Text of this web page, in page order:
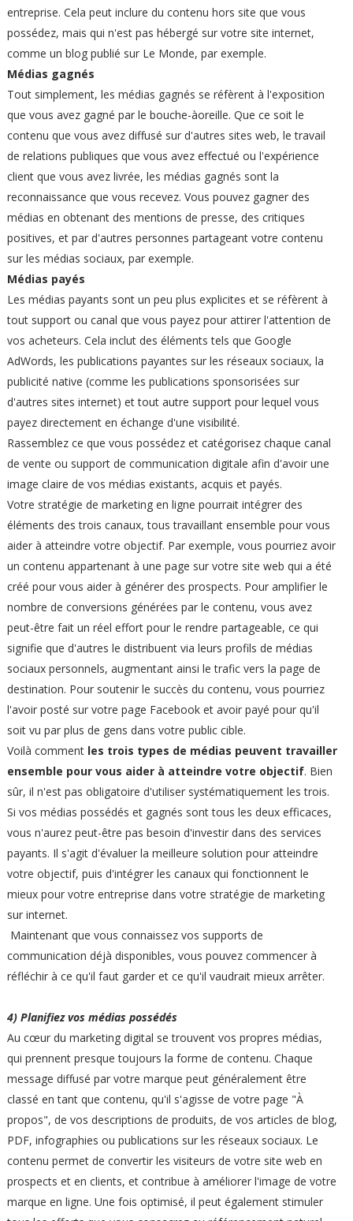
entreprise. Cela peut inclure du contenu hors site que vous
possédez, mais qui n'est pas hébergé sur votre site internet,
comme un blog publié sur Le Monde, par exemple.
Médias gagnés
Tout simplement, les médias gagnés se réfèrent à l'exposition
que vous avez gagné par le bouche-àoreille. Que ce soit le
contenu que vous avez diffusé sur d'autres sites web, le travail
de relations publiques que vous avez effectué ou l'expérience
client que vous avez livrée, les médias gagnés sont la
reconnaissance que vous recevez. Vous pouvez gagner des
médias en obtenant des mentions de presse, des critiques
positives, et par d'autres personnes partageant votre contenu
sur les médias sociaux, par exemple.
Médias payés
Les médias payants sont un peu plus explicites et se réfèrent à
tout support ou canal que vous payez pour attirer l'attention de
vos acheteurs. Cela inclut des éléments tels que Google
AdWords, les publications payantes sur les réseaux sociaux, la
publicité native (comme les publications sponsorisées sur
d'autres sites internet) et tout autre support pour lequel vous
payez directement en échange d'une visibilité.
Rassemblez ce que vous possédez et catégorisez chaque canal
de vente ou support de communication digitale afin d'avoir une
image claire de vos médias existants, acquis et payés.
Votre stratégie de marketing en ligne pourrait intégrer des
éléments des trois canaux, tous travaillant ensemble pour vous
aider à atteindre votre objectif. Par exemple, vous pourriez avoir
un contenu appartenant à une page sur votre site web qui a été
créé pour vous aider à générer des prospects. Pour amplifier le
nombre de conversions générées par le contenu, vous avez
peut-être fait un réel effort pour le rendre partageable, ce qui
signifie que d'autres le distribuent via leurs profils de médias
sociaux personnels, augmentant ainsi le trafic vers la page de
destination. Pour soutenir le succès du contenu, vous pourriez
l'avoir posté sur votre page Facebook et avoir payé pour qu'il
soit vu par plus de gens dans votre public cible.
Voilà comment les trois types de médias peuvent travailler
ensemble pour vous aider à atteindre votre objectif. Bien
sûr, il n'est pas obligatoire d'utiliser systématiquement les trois.
Si vos médias possédés et gagnés sont tous les deux efficaces,
vous n'aurez peut-être pas besoin d'investir dans des services
payants. Il s'agit d'évaluer la meilleure solution pour atteindre
votre objectif, puis d'intégrer les canaux qui fonctionnent le
mieux pour votre entreprise dans votre stratégie de marketing
sur internet.
Maintenant que vous connaissez vos supports de
communication déjà disponibles, vous pouvez commencer à
réfléchir à ce qu'il faut garder et ce qu'il vaudrait mieux arrêter.
4) Planifiez vos médias possédés
Au cœur du marketing digital se trouvent vos propres médias,
qui prennent presque toujours la forme de contenu. Chaque
message diffusé par votre marque peut généralement être
classé en tant que contenu, qu'il s'agisse de votre page "À
propos", de vos descriptions de produits, de vos articles de blog,
PDF, infographies ou publications sur les réseaux sociaux. Le
contenu permet de convertir les visiteurs de votre site web en
prospects et en clients, et contribue à améliorer l'image de votre
marque en ligne. Une fois optimisé, il peut également stimuler